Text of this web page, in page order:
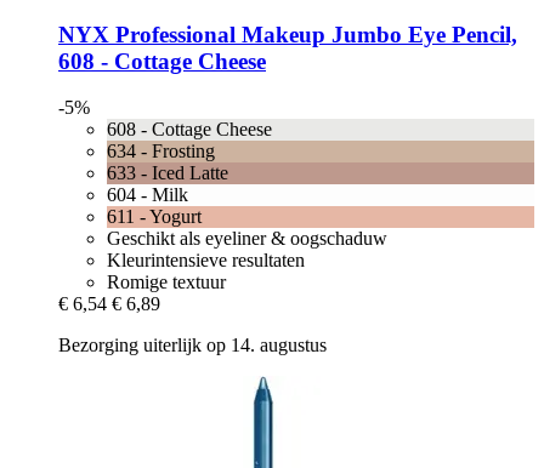
NYX Professional Makeup Jumbo Eye Pencil,
608 -​ Cottage Cheese
-5%
608 - Cottage Cheese
634 - Frosting
633 - Iced Latte
604 - Milk
611 - Yogurt
Geschikt als eyeliner & oogschaduw
Kleurintensieve resultaten
Romige textuur
€ 6,54 € 6,89
Bezorging uiterlijk op 14. augustus